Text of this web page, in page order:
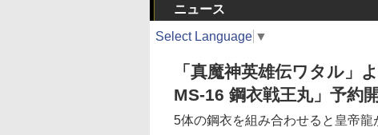
ニュース
Select Language ▼
「真魔神英雄伝ワタル」
MS-16 鋼衣戦王丸」予約
5体の鋼衣を組み合わせると皇帝龍